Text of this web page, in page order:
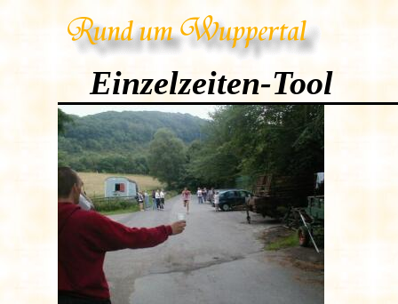
Einzelzeiten-Tool